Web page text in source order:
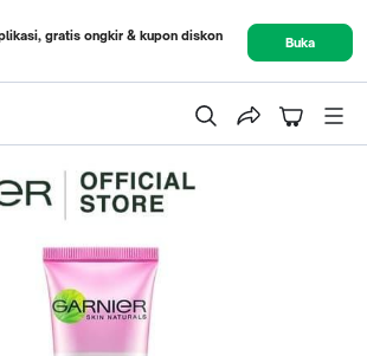
gratis ongkir & kupon diskon
Buka